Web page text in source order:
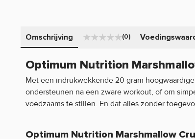
Omschrijving (0)
Optimum Nutrition
Met een indrukwekkende 20 gram
ondersteunen na een zware workout, of om
voedzaams te stillen. En dat alles zonder
Optimum Nutrition Marshmallow